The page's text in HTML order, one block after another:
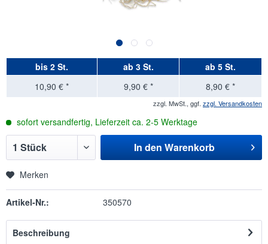
bis 2 St. ab 3 St. ab 5 St.
10,90 € *
9,90 € * 8,90 € *
zzgl. MwSt., ggf. zzgl. Versandkosten
sofort versandfertig, Lieferzeit ca. 2-5 Werktage
In den Warenkorb
Merken
Artikel-Nr.: 350570
Beschreibung